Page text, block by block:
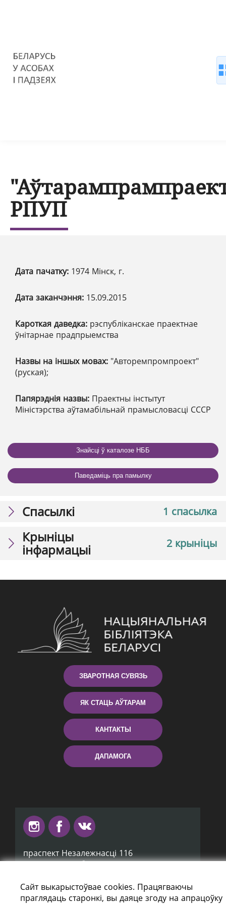
РПУП
Дата пачатку: 1974 Мінск, г.
Дата заканчэння: 15.09.2015
Кароткая даведка: рэспубліканскае праектнае
ўнітарнае прадпрыемства
Назвы на іншых мовах: "Авторемпромпроект"
(руская);
Папярэднія назвы: Праектны інстытут
Міністэрства аўтамабільнай прамысловасці СССР
Знайсці ў каталозе НББ
Паведаміць пра памылку
1 спасылка
Спасылкі
2 крыніцы
Крыніцы
інфармацыі
ЗВАРОТНАЯ СУВЯЗЬ
ЯК СТАЦЬ АЎТАРАМ
КАНТАКТЫ
ДАПАМОГА
праспект Незалежнасці 116
г. Мiнск, Рэспубліка Беларусь, 220114
368 97 06
Эл. пошта: inbox@nlb.by
Сайт выкарыстоўвае cookies. Працягваючы
праглядаць старонкі, вы даяце згоду на апрацоўку